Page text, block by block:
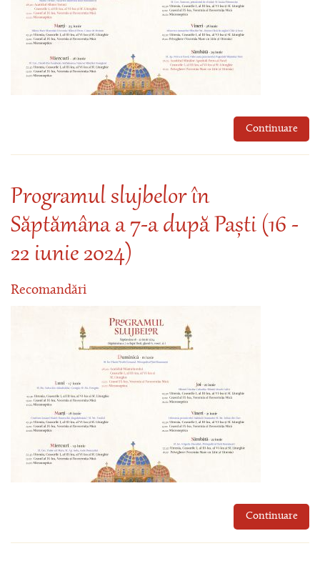
Continuare
Programul slujbelor în
Săptămâna a 7-a după Paști (16 -
22 iunie 2024)
Recomandări
Continuare